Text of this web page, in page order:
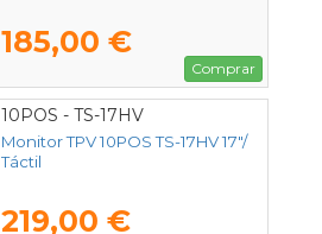
185,00 €
Comprar
10POS - TS-17HV
Monitor TPV 10POS TS-17HV 17"/
Táctil
219,00 €